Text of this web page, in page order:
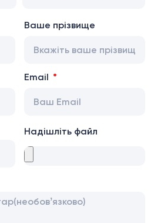
Ваше прізвище
Email
Надішліть файл